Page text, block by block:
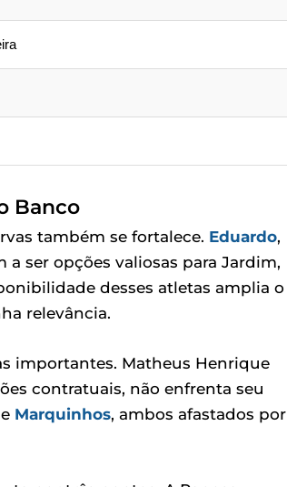
Banco
também se fortalece. Eduardo,
ser opções valiosas para Jardim,
desses atletas amplia o
relevância.
importantes. Matheus Henrique
contratuais, não enfrenta seu
e Marquinhos, ambos afastados por